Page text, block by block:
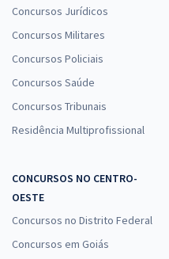
Concursos Jurídicos
Concursos Militares
Concursos Policiais
Concursos Saúde
Concursos Tribunais
Residência Multiprofissional
CONCURSOS NO CENTRO-
OESTE
Concursos no Distrito Federal
Concursos em Goiás